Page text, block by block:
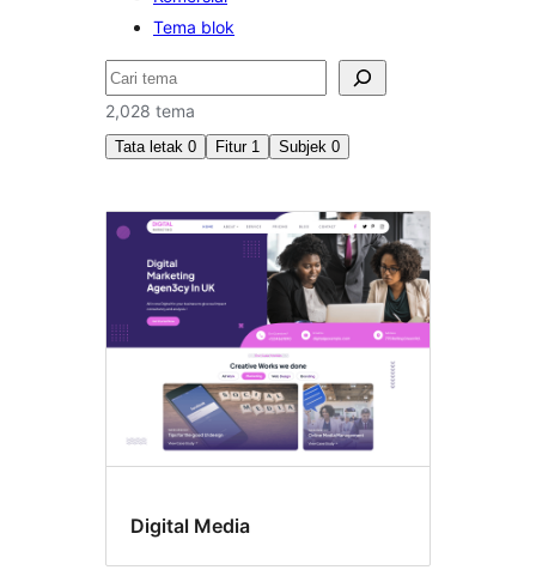
Tema blok
Cari
2,028 tema
Tata letak 0 Fitur 1 Subjek 0
Header
gambar
andalan
Digital Media